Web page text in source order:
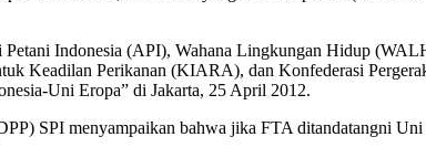
Petani Indonesia (API), Wahana Lingkungan Hidup
Keadilan Perikanan (KIARA), dan Konfederasi
Uni Eropa” di Jakarta, 25 April 2012.
SPI menyampaikan bahwa jika FTA ditandatangni Uni